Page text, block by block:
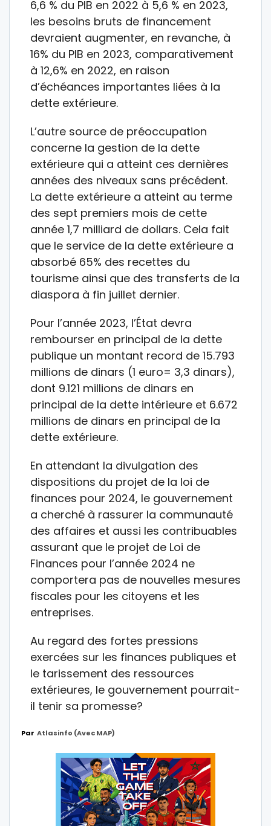
6,6 % du PIB en 2022 à 5,6 % en 2023,
les besoins bruts de financement
devraient augmenter, en revanche, à
16% du PIB en 2023, comparativement
à 12,6% en 2022, en raison
d’échéances importantes liées à la
dette extérieure.
L’autre source de préoccupation
concerne la gestion de la dette
extérieure qui a atteint ces dernières
années des niveaux sans précédent.
La dette extérieure a atteint au terme
des sept premiers mois de cette
année 1,7 milliard de dollars. Cela fait
que le service de la dette extérieure a
absorbé 65% des recettes du
tourisme ainsi que des transferts de la
diaspora à fin juillet dernier.
Pour l’année 2023, l’État devra
rembourser en principal de la dette
publique un montant record de 15.793
millions de dinars (1 euro= 3,3 dinars),
dont 9.121 millions de dinars en
principal de la dette intérieure et 6.672
millions de dinars en principal de la
dette extérieure.
En attendant la divulgation des
dispositions du projet de la loi de
finances pour 2024, le gouvernement
a cherché à rassurer la communauté
des affaires et aussi les contribuables
assurant que le projet de Loi de
Finances pour l’année 2024 ne
comportera pas de nouvelles mesures
fiscales pour les citoyens et les
entreprises.
Au regard des fortes pressions
exercées sur les finances publiques et
le tarissement des ressources
extérieures, le gouvernement pourrait-
il tenir sa promesse?
Par Atlasinfo (avec MAP)